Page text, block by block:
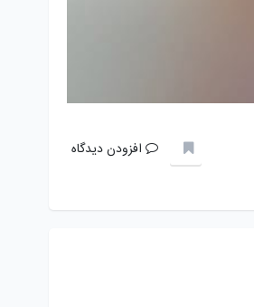
افزودن دیدگاه